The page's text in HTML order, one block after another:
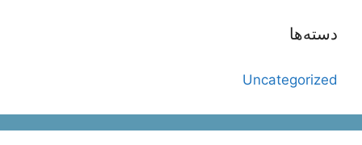
دسته‌ها
Uncategorized